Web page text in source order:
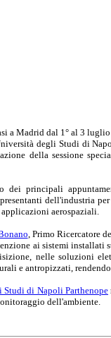
a Madrid dal 1° al 3
degli Studi di
della sessione
dei principali
dell'industria
aerospaziali.
, Primo Ricercatore
ai sistemi
nelle soluzioni
e antropizzati,
Studi di Napoli Parthenope
dell'ambiente.